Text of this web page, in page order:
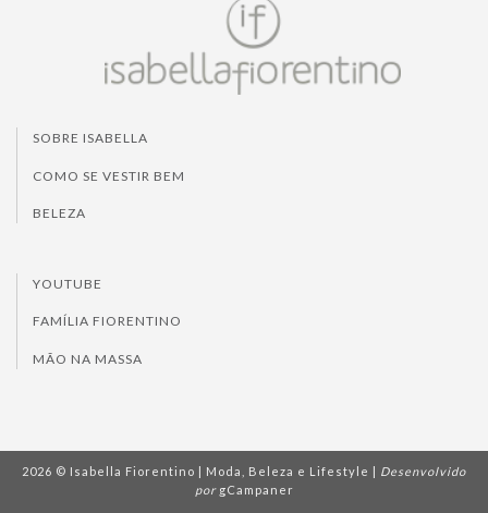
SOBRE ISABELLA
COMO SE VESTIR BEM
BELEZA
YOUTUBE
FAMÍLIA FIORENTINO
MÃO NA MASSA
2026 © Isabella Fiorentino | Moda, Beleza e Lifestyle | Desenvolvido
por gCampaner